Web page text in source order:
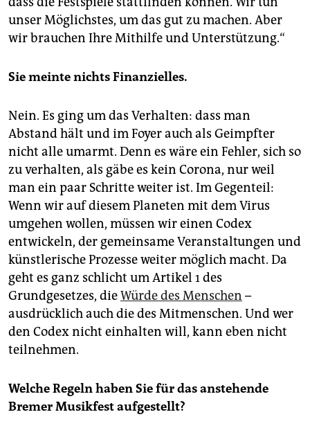
unser Möglichstes, um das gut zu machen. Aber
wir brauchen Ihre Mithilfe und Unterstützung.“
Sie meinte nichts Finanzielles.
Nein. Es ging um das Verhalten: dass man
Abstand hält und im Foyer auch als Geimpfter
nicht alle umarmt. Denn es wäre ein Fehler, sich so
zu verhalten, als gäbe es kein Corona, nur weil
man ein paar Schritte weiter ist. Im Gegenteil:
Wenn wir auf diesem Planeten mit dem Virus
umgehen wollen, müssen wir einen Codex
entwickeln, der gemeinsame Veranstaltungen und
künstlerische Prozesse weiter möglich macht. Da
geht es ganz schlicht um Artikel 1 des
Grundgesetzes, dieWürde des Menschen –
ausdrücklich auch die des Mitmenschen. Und wer
den Codex nicht einhalten will, kann eben nicht
teilnehmen.
Welche Regeln haben Sie für das anstehende
Bremer Musikfest aufgestellt?